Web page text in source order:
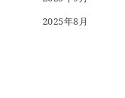
2025年8月